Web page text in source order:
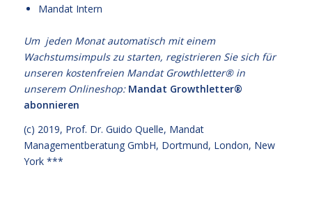
Mandat Intern
Um jeden Monat automatisch mit einem
Wachstumsimpuls zu starten, registrieren Sie sich für
unseren kostenfreien Mandat Growthletter® in
unserem Onlineshop: Mandat Growthletter®
abonnieren
(c) 2019, Prof. Dr. Guido Quelle, Mandat
Managementberatung GmbH, Dortmund, London, New
York ***